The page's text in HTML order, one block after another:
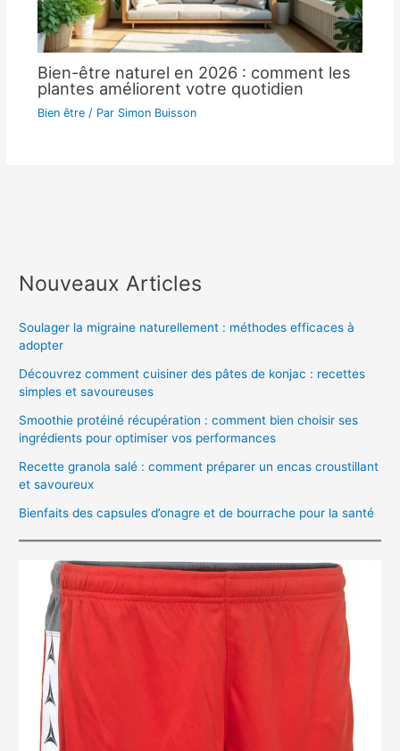
Bien-être naturel en 2026 : comment les
plantes améliorent votre quotidien
Bien être/ Par Simon Buisson
Nouveaux Articles
Soulager la migraine naturellement : méthodes efficaces à
adopter
Découvrez comment cuisiner des pâtes de konjac : recettes
simples et savoureuses
Smoothie protéiné récupération : comment bien choisir ses
ingrédients pour optimiser vos performances
Recette granola salé : comment préparer un encas croustillant
et savoureux
Bienfaits des capsules d’onagre et de bourrache pour la santé